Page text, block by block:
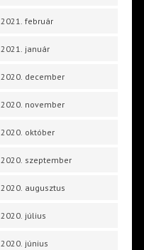
2021. február
2021. január
2020. december
2020. november
2020. október
2020. szeptember
2020. augusztus
2020. július
2020. június